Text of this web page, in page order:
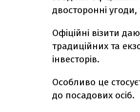
двосторонні угоди,
Офіційні візити
традиційних та
інвесторів.
Особливо це
до посадових осіб.